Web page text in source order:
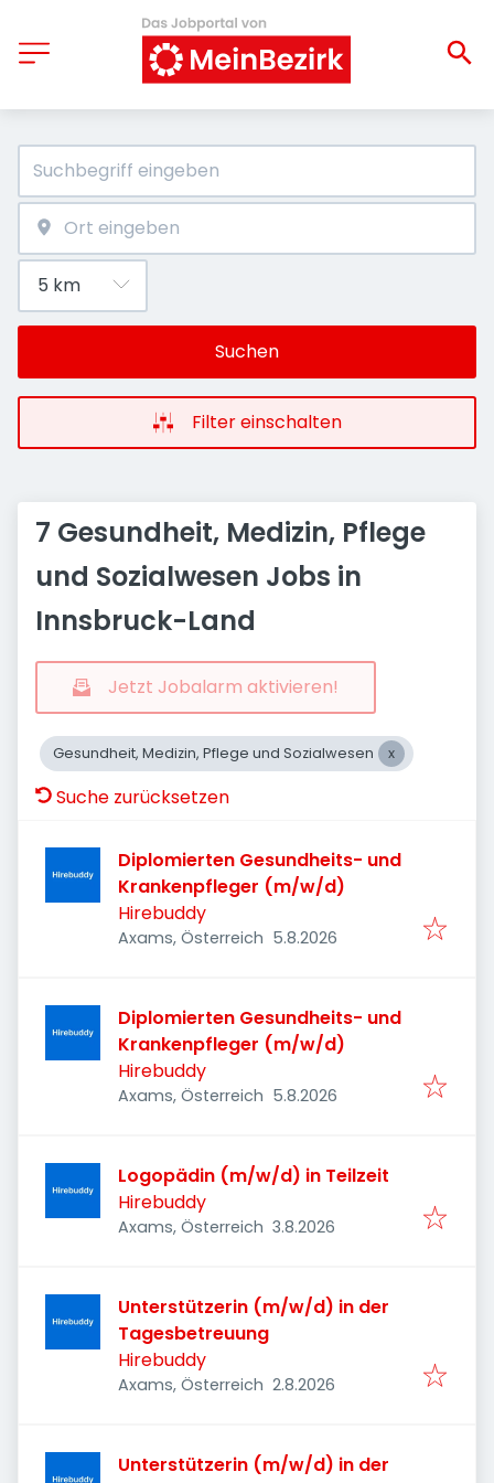
Suchen
Filter einschalten
7 Gesundheit, Medizin, Pflege
und Sozialwesen Jobs in
Innsbruck-Land
Jetzt Jobalarm aktivieren!
Gesundheit, Medizin, Pflege und Sozialwesen
Suche zurücksetzen
Diplomierten Gesundheits- und
Krankenpfleger (m/w/d)
Hirebuddy
Axams, Österreich Veröffentlicht
5.8.2026
Diplomierten Gesundheits- und
Krankenpfleger (m/w/d)
Hirebuddy
Axams, Österreich Veröffentlicht
5.8.2026
Logopädin (m/w/d) in Teilzeit
Hirebuddy
Axams, Österreich Veröffentlicht
3.8.2026
Unterstützerin (m/w/d) in der
Tagesbetreuung
Hirebuddy
Axams, Österreich Veröffentlicht
2.8.2026
Unterstützerin (m/w/d) in der